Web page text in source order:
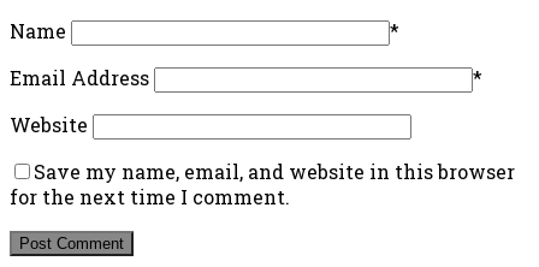
Name
*
Email Address
*
Website
Save my name, email, and website in this browser
for the next time I comment.